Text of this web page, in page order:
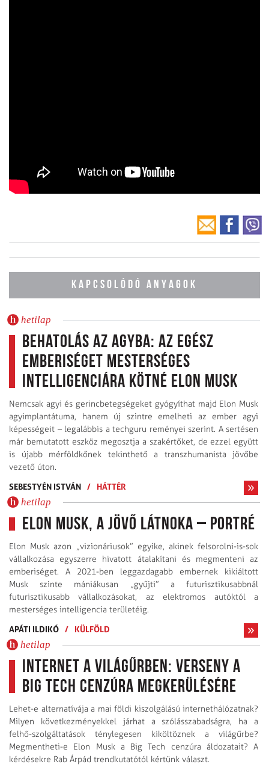
KAPCSOLÓDÓ ANYAGOK
hetilap
Behatolás az agyba: az egész
emberiséget Mesterséges
Intelligenciára kötné Elon Musk
Nemcsak agyi és gerincbetegségeket gyógyíthat majd Elon Musk
agyimplantátuma, hanem új szintre emelheti az ember agyi
képességeit – legalábbis a techguru reményei szerint. A sertésen
már bemutatott eszköz megosztja a szakértőket, de ezzel együtt
is újabb mérföldkőnek tekinthető a transzhumanista jövőbe
vezető úton.
SEBESTYÉN ISTVÁN / HÁTTÉR
hetilap
Elon Musk, a jövő látnoka – portré
Elon Musk azon „vizionáriusok” egyike, akinek felsorolni-is-sok
vállalkozása egyszerre hivatott átalakítani és megmenteni az
emberiséget. A 2021-ben leggazdagabb embernek kikiáltott
Musk szinte mániákusan „gyűjti” a futurisztikusabbnál
futurisztikusabb vállalkozásokat, az elektromos autóktól a
mesterséges intelligencia területéig.
APÁTI ILDIKÓ / KÜLFÖLD
hetilap
Internet a világűrben: verseny a
Big Tech cenzúra megkerülésére
Lehet-e alternatívája a mai földi kiszolgálású internet­hálózatnak?
Milyen következményekkel járhat a szólásszabadságra, ha a
felhő-szolgáltatások ténylegesen kiköltöznek a világűrbe?
Megmentheti-e Elon Musk a Big Tech cenzúra áldozatait? A
kérdésekre Rab Árpád trendkutatótól kértünk választ.